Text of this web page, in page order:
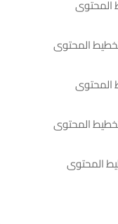
المحتوى
المحتوى
المحتوى
المحتوى
المحتوى